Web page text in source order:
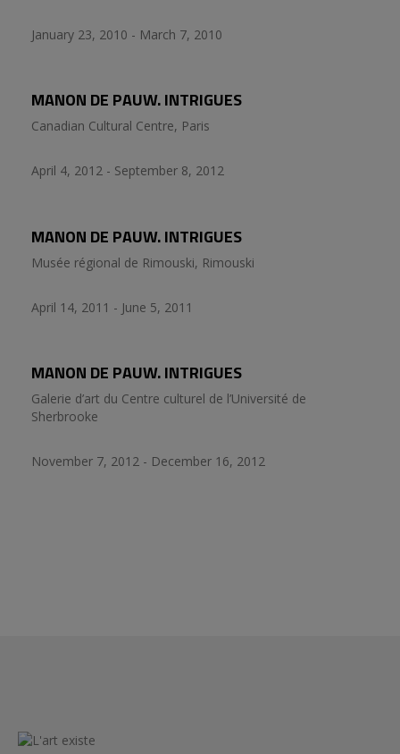
January 23, 2010 - March 7, 2010
MANON DE PAUW. INTRIGUES
Canadian Cultural Centre, Paris
April 4, 2012 - September 8, 2012
MANON DE PAUW. INTRIGUES
Musée régional de Rimouski, Rimouski
April 14, 2011 - June 5, 2011
MANON DE PAUW. INTRIGUES
Galerie d’art du Centre culturel de l’Université de
Sherbrooke
November 7, 2012 - December 16, 2012